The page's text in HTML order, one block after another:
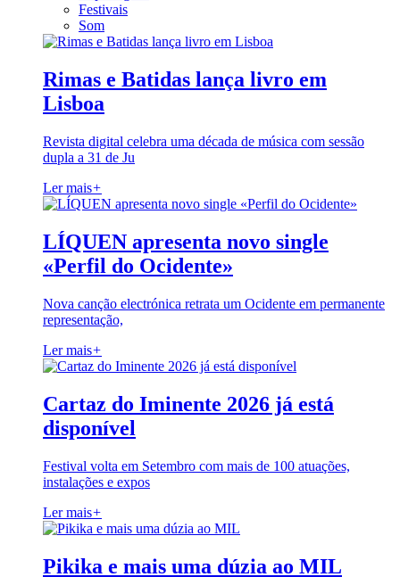
Festivais
Som
Rimas e Batidas lança livro em
Lisboa
Revista digital celebra uma década de música com sessão
dupla a 31 de Ju
Ler mais+
LÍQUEN apresenta novo single
«Perfil do Ocidente»
Nova canção electrónica retrata um Ocidente em permanente
representação,
Ler mais+
Cartaz do Iminente 2026 já está
disponível
Festival volta em Setembro com mais de 100 atuações,
instalações e expos
Ler mais+
Pikika e mais uma dúzia ao MIL